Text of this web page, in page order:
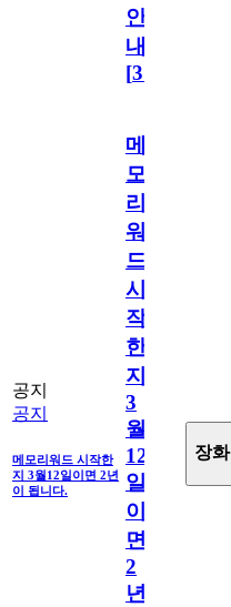
안
내
[31
공지
공지
메모리워드 시작한
지 3월12일이면 2년
이 됩니다.
메
모
리
워
드
시
작
한
지
3
월
12
일
이
면
2
년
장화